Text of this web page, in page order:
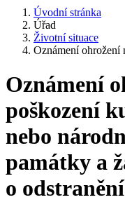
Úvodní stránka
Úřad
Životní situace
Oznámení ohrožení
Oznámení
poškození
nebo
památky a
o